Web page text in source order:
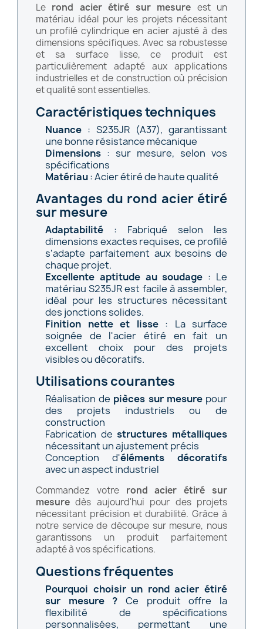
Le rond acier étiré sur mesure est un
matériau idéal pour les projets nécessitant
un profilé cylindrique en acier ajusté à des
dimensions spécifiques. Avec sa robustesse
et sa surface lisse, ce produit est
particulièrement adapté aux applications
industrielles et de construction où précision
et qualité sont essentielles.
Caractéristiques techniques
Nuance : S235JR (A37), garantissant
une bonne résistance mécanique
Dimensions : sur mesure, selon vos
spécifications
Matériau: Acier étiré de haute qualité
Avantages du rond acier étiré
sur mesure
Adaptabilité : Fabriqué selon les
dimensions exactes requises, ce profilé
s'adapte parfaitement aux besoins de
chaque projet.
Excellente aptitude au soudage : Le
matériau S235JR est facile à assembler,
idéal pour les structures nécessitant
des jonctions solides.
Finition nette et lisse: La surface
soignée de l'acier étiré en fait un
excellent choix pour des projets
visibles ou décoratifs.
Utilisations courantes
Réalisation de pièces sur mesurepour
des projets industriels ou de
construction
Fabrication destructures métalliques
nécessitant un ajustement précis
Conception d'éléments décoratifs
avec un aspect industriel
Commandez votre rond acier étiré sur
mesure dès aujourd'hui pour des projets
nécessitant précision et durabilité. Grâce à
notre service de découpe sur mesure, nous
garantissons un produit parfaitement
adapté à vos spécifications.
Questions fréquentes
Pourquoi choisir un rond acier étiré
sur mesure ? Ce produit offre la
flexibilité de spécifications
personnalisées, permettant une